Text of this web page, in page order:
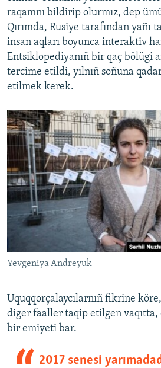
raqamnı bildirip olurmız, dep
Qırımda, Rusiye tarafından yañı
insan aqları boyunca interaktiv
Entsiklopediyanıñ bir qaç bölügi
tercime etildi, yılnıñ soñuna
etilmek kerek.
Yevgeniya Andreyuk
Uquqqorçalaycılarnıñ fikrine
diger faaller taqip etilgen vaqıtta,
bir emiyeti bar.
2017 senesi